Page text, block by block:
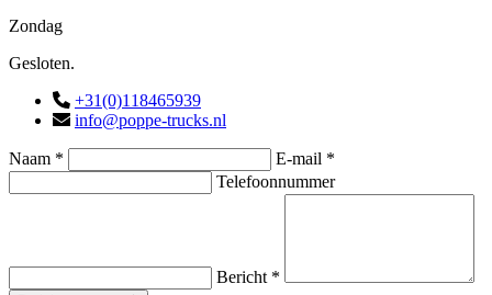
Zondag
Gesloten.
+31(0)118465939
info@poppe-trucks.nl
Naam *
E-mail *
Telefoonnummer
Bericht *